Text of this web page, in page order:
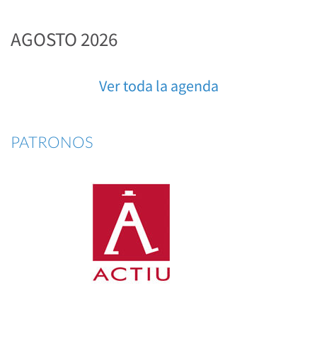
AGOSTO 2026
Ver toda la agenda
PATRONOS